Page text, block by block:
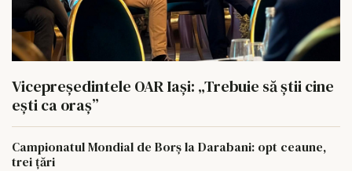
Vicepreședintele OAR Iași: „Trebuie să știi cine
ești ca oraș”
Campionatul Mondial de Borș la Darabani: opt ceaune,
trei țări